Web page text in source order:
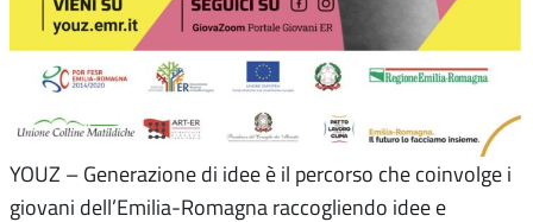
YOUZ – Generazione di idee è il percorso che coinvolge i
giovani dell’Emilia-Romagna raccogliendo idee e